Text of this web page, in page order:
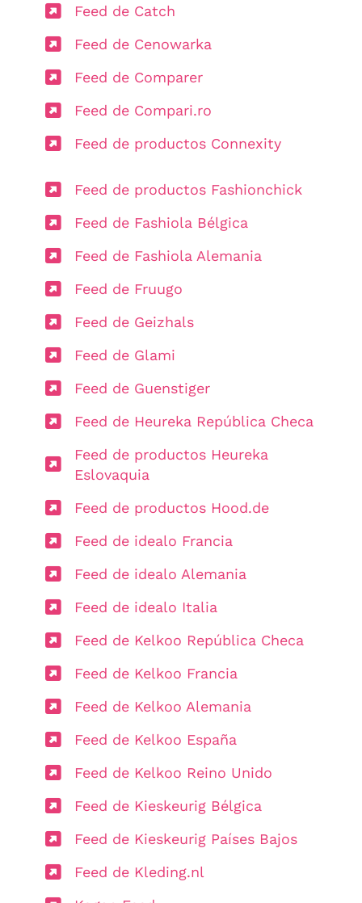
Feed de Catch
Feed de Cenowarka
Feed de Comparer
Feed de Compari.ro
Feed de productos Connexity
Feed de productos Fashionchick
Feed de Fashiola Bélgica
Feed de Fashiola Alemania
Feed de Fruugo
Feed de Geizhals
Feed de Glami
Feed de Guenstiger
Feed de Heureka República Checa
Feed de productos Heureka
Eslovaquia
Feed de productos Hood.de
Feed de idealo Francia
Feed de idealo Alemania
Feed de idealo Italia
Feed de Kelkoo República Checa
Feed de Kelkoo Francia
Feed de Kelkoo Alemania
Feed de Kelkoo España
Feed de Kelkoo Reino Unido
Feed de Kieskeurig Bélgica
Feed de Kieskeurig Países Bajos
Feed de Kleding.nl